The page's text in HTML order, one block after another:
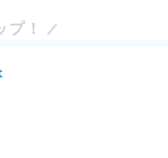
！